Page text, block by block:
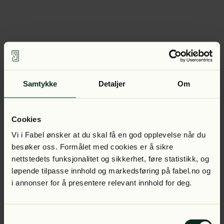
Samtykke Detaljer Om
Cookies
Vi i Fabel ønsker at du skal få en god opplevelse når du
besøker oss. Formålet med cookies er å sikre
nettstedets funksjonalitet og sikkerhet, føre statistikk, og
løpende tilpasse innhold og markedsføring på fabel.no og
i annonser for å presentere relevant innhold for deg.